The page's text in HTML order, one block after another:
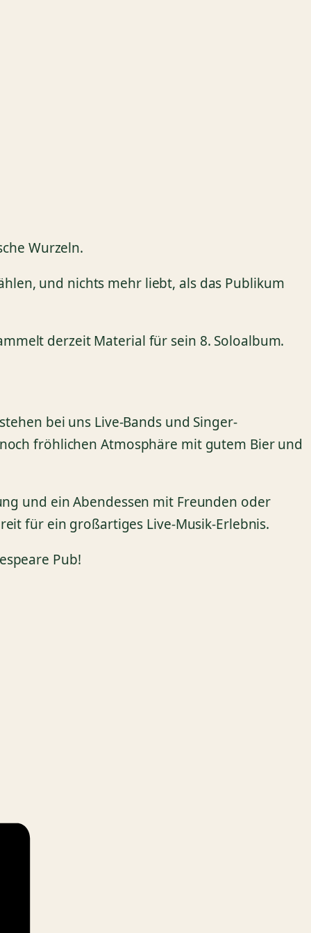
Wurzeln.
und nichts mehr liebt, als das Publikum
derzeit Material für sein 8. Soloalbum.
bei uns Live-Bands und Singer-
fröhlichen Atmosphäre mit gutem Bier und
und ein Abendessen mit Freunden oder
für ein großartiges Live-Musik-Erlebnis.
Pub!